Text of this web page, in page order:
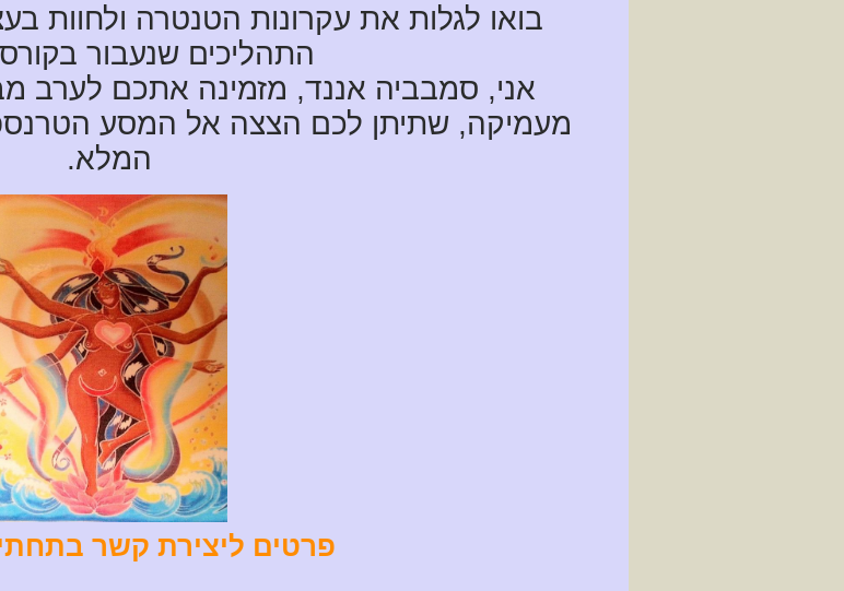
בואו לגלות את עקרונות הטנטרה ולחוות
התהליכים שנעבור
אני, סמבביה אננד, מזמינה אתכם לערב
מעמיקה, שתיתן לכם הצצה אל המסע
המלא.
פרטים ליצירת קשר